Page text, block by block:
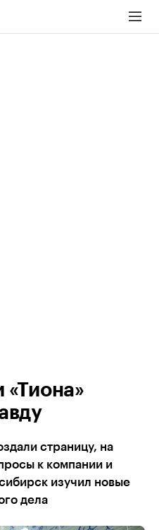
«Тиона»
страницу, на
к компании и
изучил новые
дела